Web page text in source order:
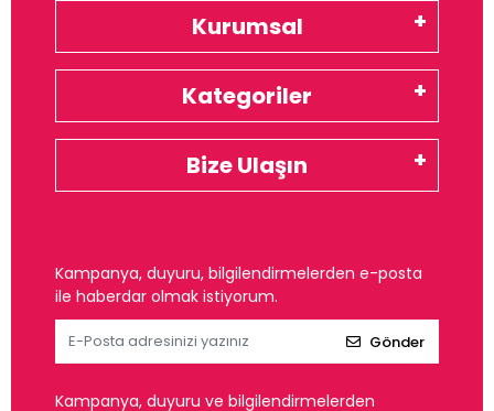
Kurumsal
Kategoriler
Bize Ulaşın
Kampanya, duyuru, bilgilendirmelerden e-posta
ile haberdar olmak istiyorum.
Gönder
Kampanya, duyuru ve bilgilendirmelerden